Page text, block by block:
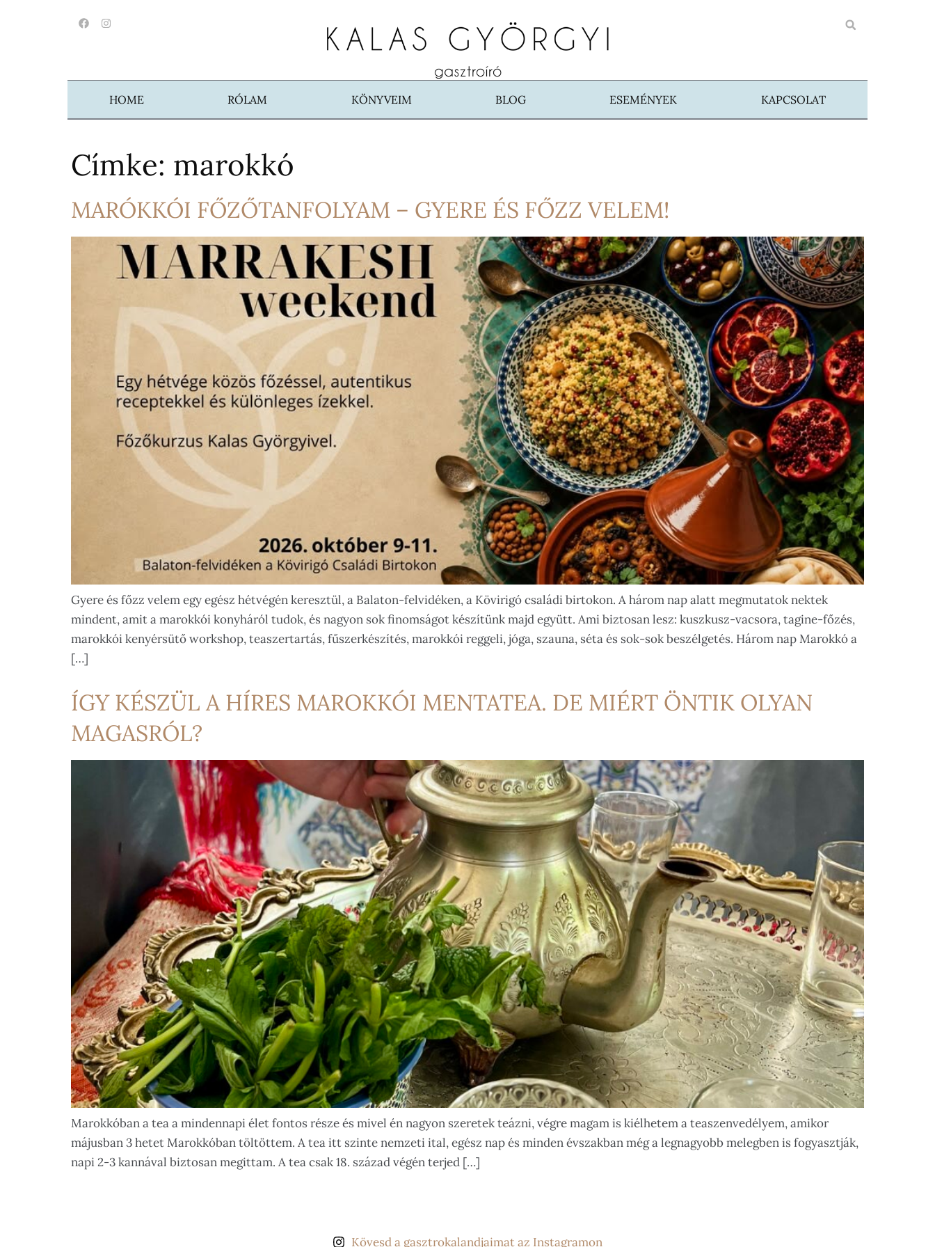
HOME RÓLAM KÖNYVEIM BLOG ESEMÉNYEK KAPCSOLAT
Címke: marokkó
MARÓKKÓI FŐZŐTANFOLYAM – GYERE ÉS FŐZZ VELEM!
Gyere és főzz velem egy egész hétvégén keresztül, a Balaton-felvidéken, a Kövirigó családi birtokon. A három nap alatt megmutatok nektek
mindent, amit a marokkói konyháról tudok, és nagyon sok finomságot készítünk majd együtt. Ami biztosan lesz: kuszkusz-vacsora, tagine-főzés,
marokkói kenyérsütő workshop, teaszertartás, fűszerkészítés, marokkói reggeli, jóga, szauna, séta és sok-sok beszélgetés. Három nap Marokkó a
[…]
ÍGY KÉSZÜL A HÍRES MAROKKÓI MENTATEA. DE MIÉRT ÖNTIK OLYAN
MAGASRÓL?
Marokkóban a tea a mindennapi élet fontos része és mivel én nagyon szeretek teázni, végre magam is kiélhetem a teaszenvedélyem, amikor
májusban 3 hetet Marokkóban töltöttem. A tea itt szinte nemzeti ital, egész nap és minden évszakban még a legnagyobb melegben is fogyasztják,
napi 2-3 kannával biztosan megittam. A tea csak 18. század végén terjed […]
Kövesd a gasztrokalandjaimat az Instagramon